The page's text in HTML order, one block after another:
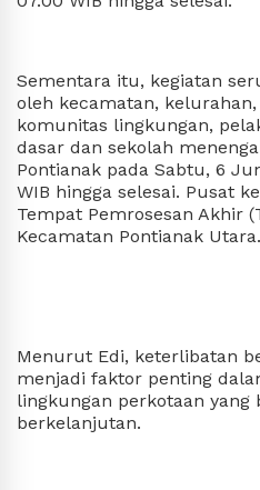
Sementara itu, kegiatan
oleh kecamatan,
komunitas lingkungan,
dasar dan sekolah
Pontianak pada Sabtu, 6
WIB hingga selesai. Pusat
Tempat Pemrosesan Akhir
Kecamatan Pontianak Utara.
Menurut Edi, keterlibatan
menjadi faktor penting
lingkungan perkotaan yang
berkelanjutan.